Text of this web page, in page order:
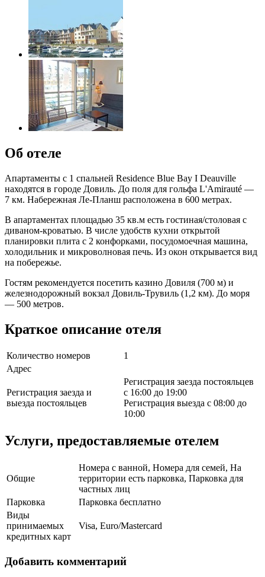
Об отеле
Апартаменты с 1 спальней Residence Blue Bay I Deauville
находятся в городе Довиль. До поля для гольфа L'Amirauté —
7 км. Набережная Ле-Планш расположена в 600 метрах.
В апартаментах площадью 35 кв.м есть гостиная/столовая с
диваном-кроватью. В числе удобств кухни открытой
планировки плита с 2 конфорками, посудомоечная машина,
холодильник и микроволновая печь. Из окон открывается вид
на побережье.
Гостям рекомендуется посетить казино Довиля (700 м) и
железнодорожный вокзал Довиль-Трувиль (1,2 км). До моря
— 500 метров.
Краткое описание отеля
Количество номеров
1
Адрес
Регистрация заезда и
выезда постояльцев
Регистрация заезда постояльцев
с 16:00 до 19:00
Регистрация выезда с 08:00 до
10:00
Услуги, предоставляемые отелем
Общие
Номера с ванной, Номера для семей, На
территории есть парковка, Парковка для
частных лиц
Парковка
Парковка бесплатно
Виды
принимаемых
кредитных карт
Visa, Euro/Mastercard
Добавить комментарий